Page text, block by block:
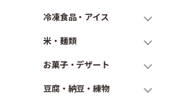
冷凍食品・アイス
米・麺類
お菓子・デザート
豆腐・納豆・練物